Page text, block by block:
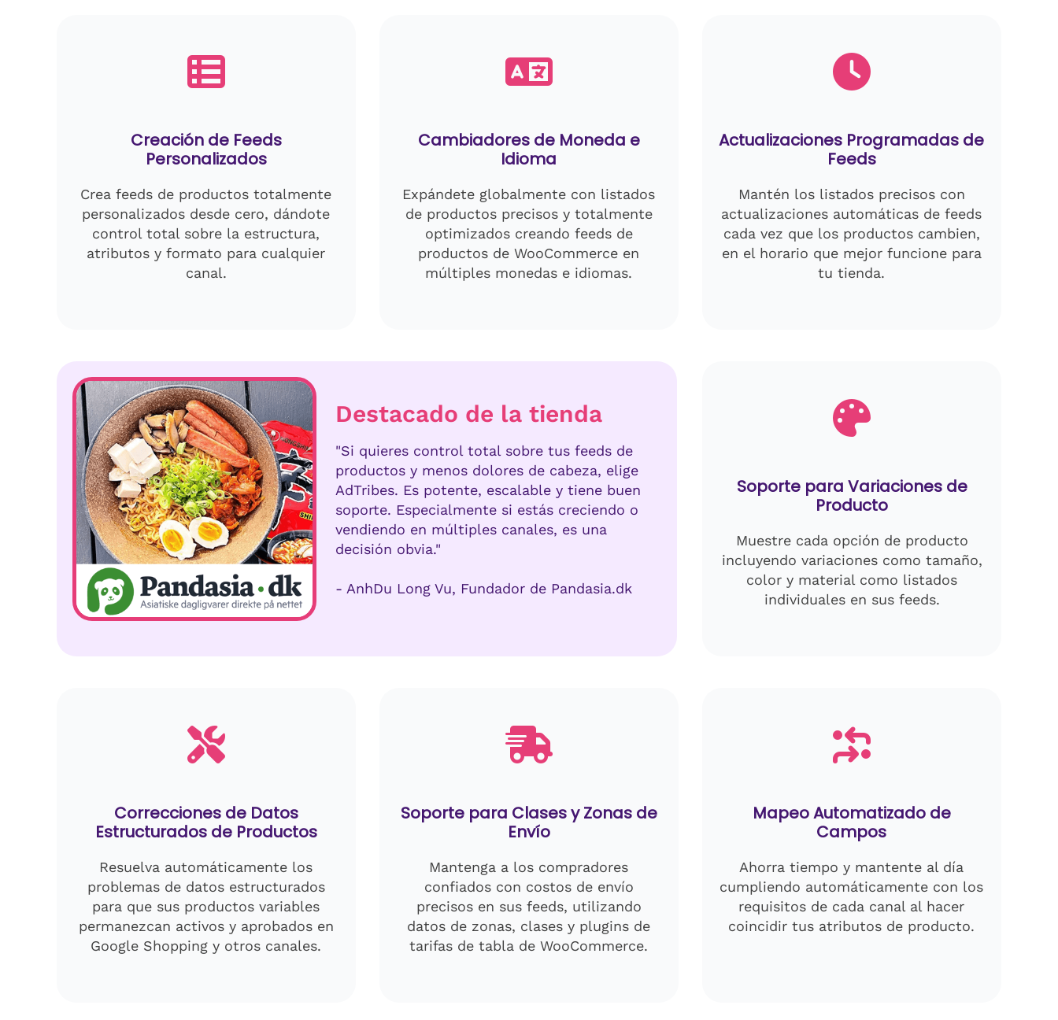
Creación de Feeds
Personalizados
Crea feeds de productos totalmente
personalizados desde cero, dándote
control total sobre la estructura,
atributos y formato para cualquier
canal.
Cambiadores de Moneda e
Idioma
Expándete globalmente con listados
de productos precisos y totalmente
optimizados creando feeds de
productos de WooCommerce en
múltiples monedas e idiomas.
Actualizaciones Programadas de
Feeds
Mantén los listados precisos con
actualizaciones automáticas de feeds
cada vez que los productos cambien,
en el horario que mejor funcione para
tu tienda.
Destacado de la tienda
"Si quieres control total sobre tus feeds de
productos y menos dolores de cabeza, elige
AdTribes. Es potente, escalable y tiene buen
soporte. Especialmente si estás creciendo o
vendiendo en múltiples canales, es una
decisión obvia."
- AnhDu Long Vu, Fundador de Pandasia.dk
Soporte para Variaciones de
Producto
Muestre cada opción de producto
incluyendo variaciones como tamaño,
color y material como listados
individuales en sus feeds.
Correcciones de Datos
Estructurados de Productos
Resuelva automáticamente los
problemas de datos estructurados
para que sus productos variables
permanezcan activos y aprobados en
Google Shopping y otros canales.
Soporte para Clases y Zonas de
Envío
Mantenga a los compradores
confiados con costos de envío
precisos en sus feeds, utilizando
datos de zonas, clases y plugins de
tarifas de tabla de WooCommerce.
Mapeo Automatizado de
Campos
Ahorra tiempo y mantente al día
cumpliendo automáticamente con los
requisitos de cada canal al hacer
coincidir tus atributos de producto.